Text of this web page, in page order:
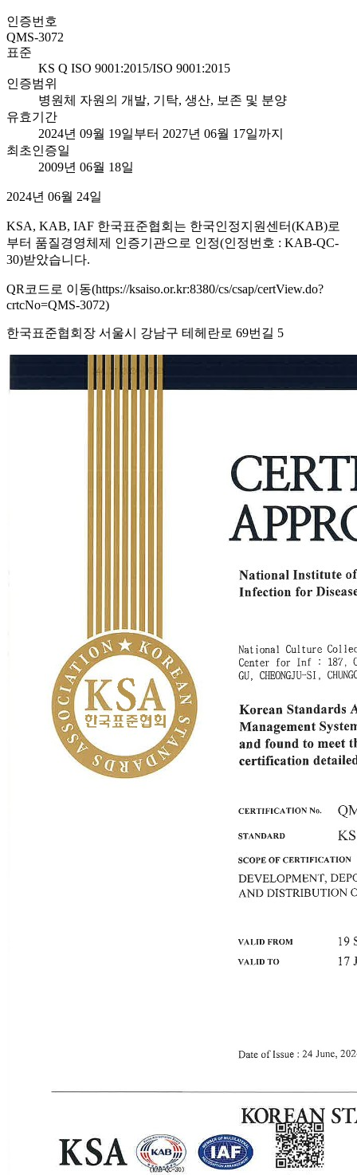
인증번호
QMS-3072
표준
KS Q ISO 9001:2015/ISO 9001:2015
인증범위
병원체 자원의 개발, 기탁, 생산, 보존 및 분양
유효기간
2024년 09월 19일부터 2027년 06월 17일까지
최초인증일
2009년 06월 18일
2024년 06월 24일
KSA, KAB, IAF 한국표준협회는 한국인정지원센터(KAB)로
부터 품질경영체제 인증기관으로 인정(인정번호 : KAB-QC-
30)받았습니다.
QR코드로 이동(https://ksaiso.or.kr:8380/cs/csap/certView.do?
crtcNo=QMS-3072)
한국표준협회장 서울시 강남구 테헤란로 69번길 5